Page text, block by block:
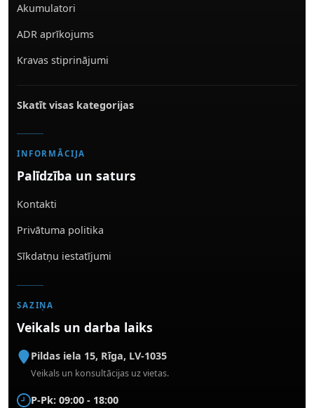
Akumulatori
ADR aprīkojums
Kravas stiprinājumi
Skatīt visas kategorijas
INFORMĀCIJA
Palīdzība un saturs
Kontakti
Privātuma politika
Sīkdatņu iestatījumi
SAZIŅA
Veikals un darba laiks
Pildas iela 15, Rīga, LV-1035
Veikals un konsultācijas uz vietas.
P-Pk: 09:00 - 18:00